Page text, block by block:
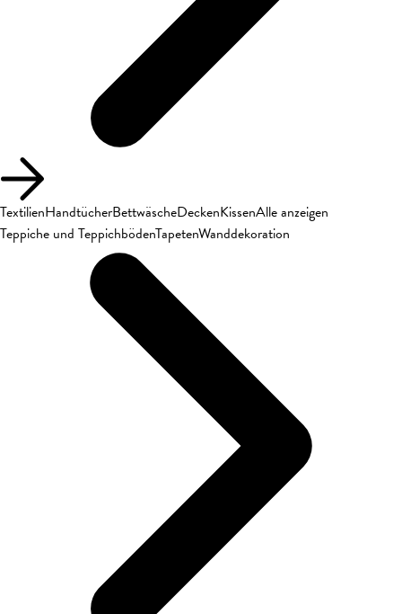
TextilienHandtücherBettwäscheDeckenKissenAlle anzeigen
Teppiche und TeppichbödenTapetenWanddekoration